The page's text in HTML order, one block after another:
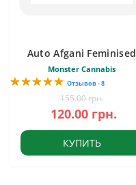
Auto Afgani Feminised
Monster Cannabis
Отзывов - 8
155.00 грн.
120.00 грн.
КУПИТЬ